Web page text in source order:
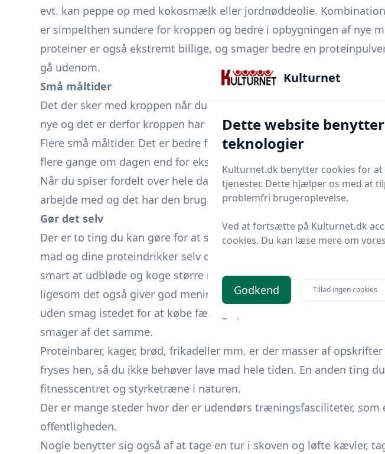
evt. kan peppe op med kokosmælk eller jordnøddeolie.
er simpelthen sundere for kroppen og bedre i opbygningen af nye
proteiner er også ekstremt billige, og smager bedre en
gå udenom.
Små måltider
Det der sker med kroppen når du styrketræner er, at du nedbryder
nye og det er derfor kroppen har brug for hele tiden at regenerere
Flere små måltider. Det er bedre for dig og kroppen at spise varieret
flere gange om dagen end for eksempel tre store måltider.
Når du spiser fordelt over hele dagen har kroppen hele tiden
arbejde med og det har den brug for, for at kunne opbygge muskler
Gør det selv
Der er to ting du kan gøre for at spare mange penge på din
mad og dine proteindrikker selv og delvist at træne andre steder
smart at udbløde og koge større mængder kikærter og bønner ad
ligesom det også giver god mening at lave sine egne shakes, hvor
uden smag istedet for at købe færdige proteindrikke der har en
smager af det samme.
Proteinbarer, kager, brød, frikadeller mm. er der masser af
fryses hen, så du ikke behøver lave mad hele tiden. En anden ting
fitnesscentret og styrketræne i naturen.
Der er mange steder hvor der er udendørs træningsfasciliteter,
offentligheden.
Nogle benytter sig også af at tage en tur i skoven og løfte kævler,
Kulturnet
Dette website
teknologier
Kulturnet.dk benytter cookies for
tjenester. Dette hjælper os med at
problemfri brugeroplevelse.
Ved at fortsætte på Kulturnet.dk
cookies. Du kan læse mere om
Godkend Tillad ingen cookies